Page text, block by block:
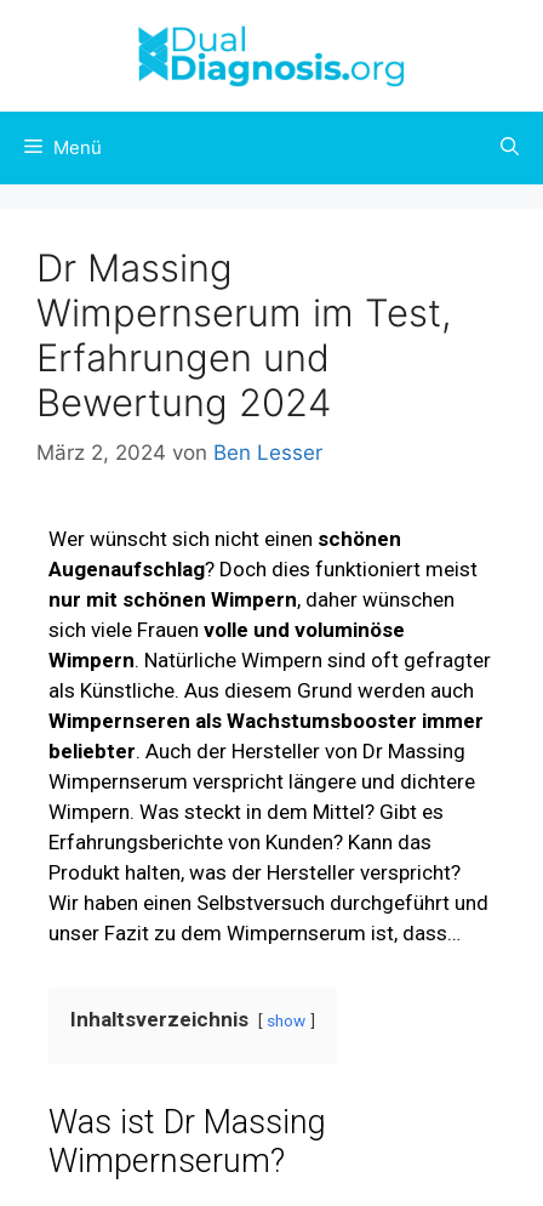
Menü
Dr Massing
Wimpernserum im Test,
Erfahrungen und
Bewertung 2024
März 2, 2024 von Ben Lesser
Wer wünscht sich nicht einen schönen
Augenaufschlag? Doch dies funktioniert meist
nur mit schönen Wimpern, daher wünschen
sich viele Frauen volle und voluminöse
Wimpern. Natürliche Wimpern sind oft gefragter
als Künstliche. Aus diesem Grund werden auch
Wimpernseren als Wachstumsbooster immer
beliebter. Auch der Hersteller von Dr Massing
Wimpernserum verspricht längere und dichtere
Wimpern. Was steckt in dem Mittel? Gibt es
Erfahrungsberichte von Kunden? Kann das
Produkt halten, was der Hersteller verspricht?
Wir haben einen Selbstversuch durchgeführt und
unser Fazit zu dem Wimpernserum ist, dass…
Inhaltsverzeichnis show
Was ist Dr Massing
Wimpernserum?